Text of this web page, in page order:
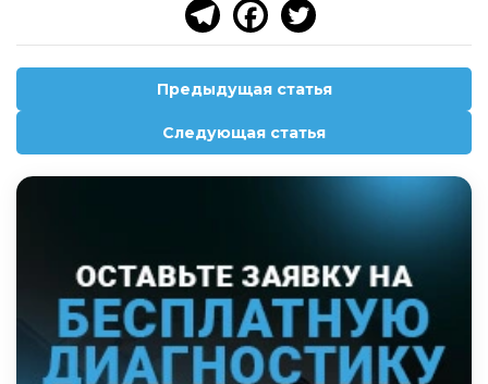
Предыдущая статья
Следующая статья